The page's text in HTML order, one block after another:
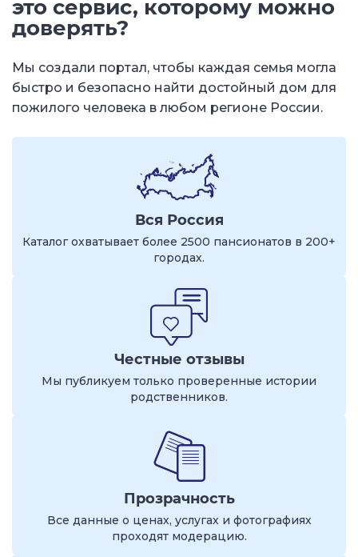
это сервис, которому можно
доверять?
Мы создали портал, чтобы каждая семья могла
быстро и безопасно найти достойный дом для
пожилого человека в любом регионе России.
Вся Россия
Каталог охватывает более 2500 пансионатов в 200+
городах.
Честные отзывы
Мы публикуем только проверенные истории
родственников.
Прозрачность
Все данные о ценах, услугах и фотографиях
проходят модерацию.